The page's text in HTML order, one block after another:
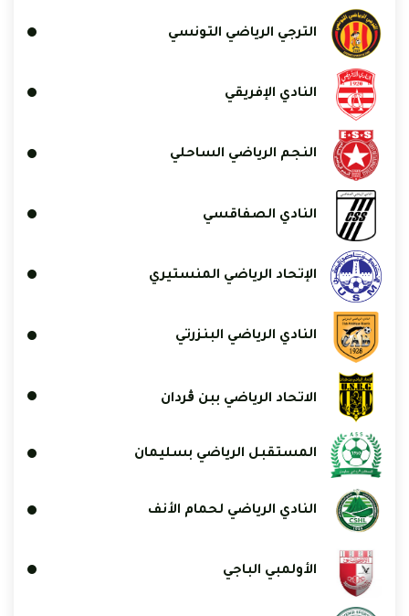
الترجي الرياضي التونسي
النادي الإفريقي
النجم الرياضي الساحلي
النادي الصفاقسي
الإتحاد الرياضي المنستيري
النادي الرياضي البنزرتي
الاتحاد الرياضي ببن ڨردان
المستقبل الرياضي بسليمان
النادي الرياضي لحمام الأنف
الأولمبي الباجي